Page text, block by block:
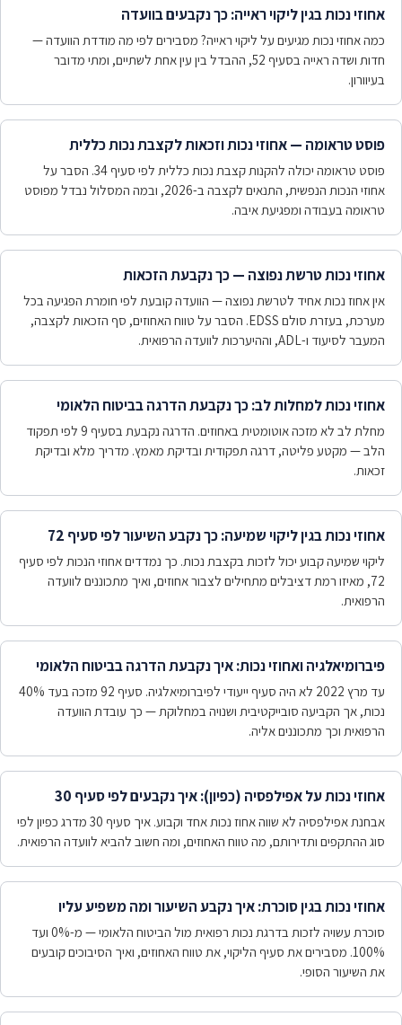
אחוזי נכות בגין ליקוי ראייה: כך נקבעים בוועדה
כמה אחוזי נכות מגיעים על ליקוי ראייה? מסבירים לפי מה מודדת הוועדה —
חדות ושדה ראייה בסעיף 52, ההבדל בין עין אחת לשתיים, ומתי מדובר
בעיוורון.
פוסט טראומה — אחוזי נכות וזכאות לקצבת נכות כללית
פוסט טראומה יכולה להקנות קצבת נכות כללית לפי סעיף 34. הסבר על
אחוזי הנכות הנפשית, התנאים לקצבה ב-2026, ובמה המסלול נבדל מפוסט
טראומה בעבודה ומפגיעת איבה.
אחוזי נכות טרשת נפוצה — כך נקבעת הזכאות
אין אחוז נכות אחיד לטרשת נפוצה — הוועדה קובעת לפי חומרת הפגיעה בכל
מערכת, בעזרת סולם EDSS. הסבר על טווח האחוזים, סף הזכאות לקצבה,
המעבר לסיעוד ו-ADL, וההיערכות לוועדה הרפואית.
אחוזי נכות למחלות לב: כך נקבעת הדרגה בביטוח הלאומי
מחלת לב לא מזכה אוטומטית באחוזים. הדרגה נקבעת בסעיף 9 לפי תפקוד
הלב — מקטע פליטה, דרגה תפקודית ובדיקת מאמץ. מדריך מלא ובדיקת
זכאות.
אחוזי נכות בגין ליקוי שמיעה: כך נקבע השיעור לפי סעיף 72
ליקוי שמיעה קבוע יכול לזכות בקצבת נכות. כך נמדדים אחוזי הנכות לפי סעיף
72, מאיזו רמת דציבלים מתחילים לצבור אחוזים, ואיך מתכוננים לוועדה
הרפואית.
פיברומיאלגיה ואחוזי נכות: איך נקבעת הדרגה בביטוח הלאומי
עד מרץ 2022 לא היה סעיף ייעודי לפיברומיאלגיה. סעיף 92 מזכה בעד 40%
נכות, אך הקביעה סובייקטיבית ושנויה במחלוקת — כך עובדת הוועדה
הרפואית וכך מתכוננים אליה.
אחוזי נכות על אפילפסיה (כפיון): איך נקבעים לפי סעיף 30
אבחנת אפילפסיה לא שווה אחוז נכות אחד וקבוע. איך סעיף 30 מדרג כפיון לפי
סוג ההתקפים ותדירותם, מה טווח האחוזים, ומה חשוב להביא לוועדה הרפואית.
אחוזי נכות בגין סוכרת: איך נקבע השיעור ומה משפיע עליו
סוכרת עשויה לזכות בדרגת נכות רפואית מול הביטוח הלאומי — מ-0% ועד
100%. מסבירים את סעיף הליקוי, את טווח האחוזים, ואיך הסיבוכים קובעים
את השיעור הסופי.